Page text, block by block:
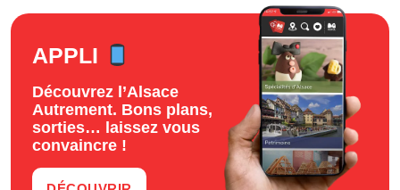
APPLI
Découvrez l’Alsace
Autrement. Bons plans,
sorties… laissez vous
convaincre !